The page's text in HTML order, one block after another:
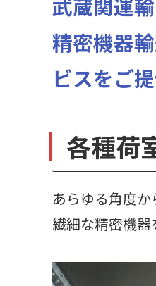
武蔵関運
精密機器
ビスをご
各種荷
あらゆる角度か
繊細な精密機器